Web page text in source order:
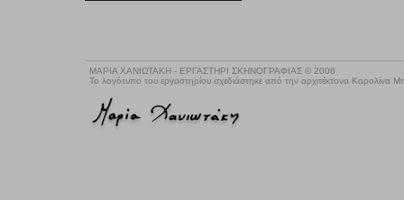
ΜΑΡΙΑ ΧΑΝΙΩΤΑΚΗ - ΕΡΓΑΣΤΗΡΙ ΣΚΗΝΟΓΡΑΦΙΑΣ © 2006
Το λογότυπο του εργαστηρίου σχεδιάστηκε από την αρχιτέκτονα Καρολίνα